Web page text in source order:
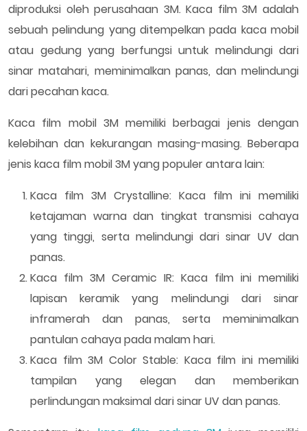
diproduksi oleh perusahaan 3M. Kaca film 3M adalah
sebuah pelindung yang ditempelkan pada kaca mobil
atau gedung yang berfungsi untuk melindungi dari
sinar matahari, meminimalkan panas, dan melindungi
dari pecahan kaca.
Kaca film mobil 3M memiliki berbagai jenis dengan
kelebihan dan kekurangan masing-masing. Beberapa
jenis kaca film mobil 3M yang populer antara lain:
Kaca film 3M Crystalline: Kaca film ini memiliki
ketajaman warna dan tingkat transmisi cahaya
yang tinggi, serta melindungi dari sinar UV dan
panas.
Kaca film 3M Ceramic IR: Kaca film ini memiliki
lapisan keramik yang melindungi dari sinar
inframerah dan panas, serta meminimalkan
pantulan cahaya pada malam hari.
Kaca film 3M Color Stable: Kaca film ini memiliki
tampilan yang elegan dan memberikan
perlindungan maksimal dari sinar UV dan panas.